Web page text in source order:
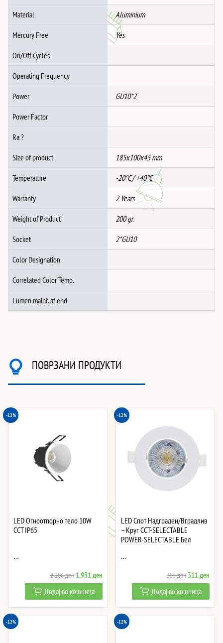
Material Aluminium
Mercury Free Yes
On/Off Cycles
Operating Frequency
Power GU10*2
Power Factor
Ra ?
Size of product 185x100x45 mm
Temperature -20°C / +40°C
Warranty 2 Years
Weight of Product 200 gr.
Socket 2*GU10
Color Designation
Correlated Color Temp.
Lumen maint. at end
ПОВРЗАНИ ПРОДУКТИ
-12%
LED Огноотпорно тело 10W
CCT IP65
…
2,206ден Original
price
was:
2,206 ден.
1,931денCurrent
price
1,931 ден.
Додај во кошница
-12%
LED Спот Надграден/Вградлив
– Круг CCT-SELECTABLE
POWER-SELECTABLE Бел
…
355ден Original
price
was:
355 ден.
311ден
price
311
Додај во кошница
-12% -12%